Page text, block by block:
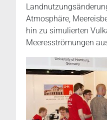
Atmosphäre,
hin zu simulierten
Meeresströmungen